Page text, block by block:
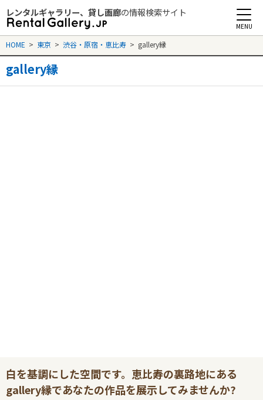
レンタルギャラリー、貸し画廊の情報検索サイト
Rental Gallery jp
HOME > 東京 > 渋谷・原宿・恵比寿 > gallery縁
gallery縁
白を基調にした空間です。恵比寿の裏路地にある
gallery縁であなたの作品を展示してみませんか?